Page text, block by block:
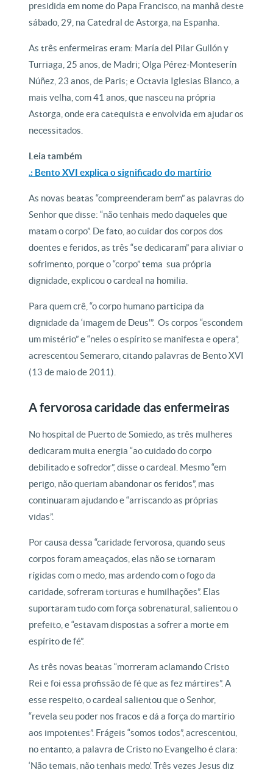
presidida em nome do Papa Francisco, na manhã deste
sábado, 29, na Catedral de Astorga, na Espanha.
As três enfermeiras eram: María del Pilar Gullón y
Turriaga, 25 anos, de Madri; Olga Pérez-Monteserín
Núñez, 23 anos, de Paris; e Octavia Iglesias Blanco, a
mais velha, com 41 anos, que nasceu na própria
Astorga, onde era catequista e envolvida em ajudar os
necessitados.
Leia também
.: Bento XVI explica o significado do martírio
As novas beatas “compreenderam bem” as palavras do
Senhor que disse: “não tenhais medo daqueles que
matam o corpo”. De fato, ao cuidar dos corpos dos
doentes e feridos, as três “se dedicaram” para aliviar o
sofrimento, porque o “corpo” tema sua própria
dignidade, explicou o cardeal na homilia.
Para quem crê, “o corpo humano participa da
dignidade da ‘imagem de Deus'”. Os corpos “escondem
um mistério” e “neles o espírito se manifesta e opera”,
acrescentou Semeraro, citando palavras de Bento XVI
(13 de maio de 2011).
A fervorosa caridade das enfermeiras
No hospital de Puerto de Somiedo, as três mulheres
dedicaram muita energia “ao cuidado do corpo
debilitado e sofredor”, disse o cardeal. Mesmo “em
perigo, não queriam abandonar os feridos”, mas
continuaram ajudando e “arriscando as próprias
vidas”.
Por causa dessa “caridade fervorosa, quando seus
corpos foram ameaçados, elas não se tornaram
rígidas com o medo, mas ardendo com o fogo da
caridade, sofreram torturas e humilhações”. Elas
suportaram tudo com força sobrenatural, salientou o
prefeito, e “estavam dispostas a sofrer a morte em
espírito de fé”.
As três novas beatas “morreram aclamando Cristo
Rei e foi essa profissão de fé que as fez mártires”. A
esse respeito, o cardeal salientou que o Senhor,
“revela seu poder nos fracos e dá a força do martírio
aos impotentes”. Frágeis “somos todos”, acrescentou,
no entanto, a palavra de Cristo no Evangelho é clara:
‘Não temais, não tenhais medo’. Três vezes Jesus diz